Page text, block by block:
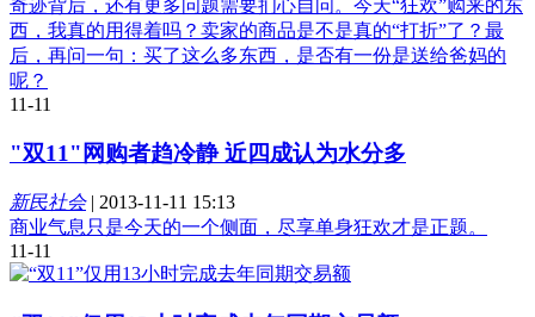
奇迹背后，还有更多问题需要扪心自问。今天“狂欢”购来的东
西，我真的用得着吗？卖家的商品是不是真的“打折”了？最
后，再问一句：买了这么多东西，是否有一份是送给爸妈的
呢？
11-11
"双11"网购者趋冷静 近四成认为水分多
新民社会| 2013-11-11 15:13
商业气息只是今天的一个侧面，尽享单身狂欢才是正题。
11-11